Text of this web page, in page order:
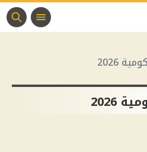
2026